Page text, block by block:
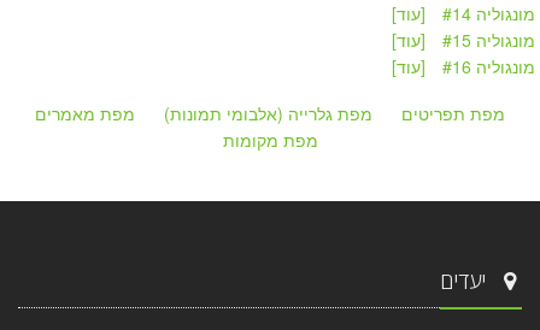
#14
[עוד]
#15
[עוד]
#16
[עוד]
מפת תפריטים
מפת גלרייה (אלבומי תמונות)
מפת מאמרים
מפת מקומות
יעדים